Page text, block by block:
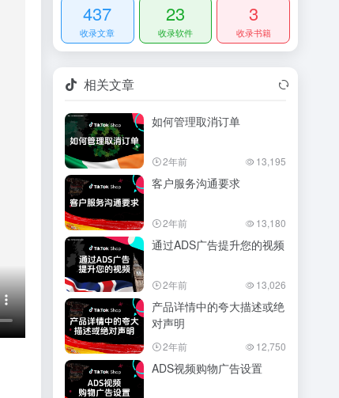
437
收录文章
23
收录软件
3
收录书籍
相关文章
如何管理取消订单
2年前 13,195
客户服务沟通要求
2年前 13,180
通过ADS广告提升您的视频
2年前 13,026
产品详情中的夸大描述或绝
对声明
2年前 12,750
ADS视频购物广告设置